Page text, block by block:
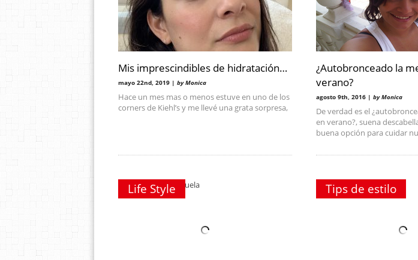
Mis imprescindibles de hidratación…
mayo 22nd, 2019 | by Monica
Hace un mes mas o menos estuve en uno de los
corners de Kiehl’s y me llevé una grata sorpresa,
¿Autobronceado la
verano?
agosto 9th, 2016 | by Monica
De verdad es el
en verano?, suena
buena opción para cuidar
Life Style Tips de estilo